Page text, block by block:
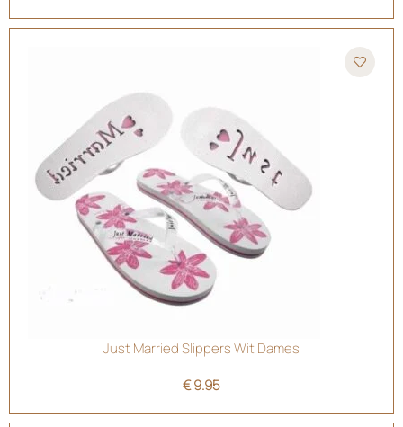
Just Married Slippers Wit Dames
€9.95